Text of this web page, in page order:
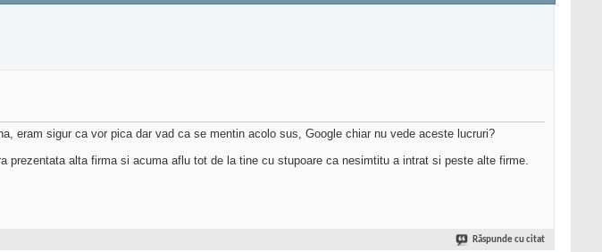
eram sigur ca vor pica dar vad ca se mentin acolo sus, Google chiar nu vede aceste lucruri?
alta firma si acuma aflu tot de la tine cu stupoare ca nesimtitu a intrat si peste alte firme.
Răspunde cu citat